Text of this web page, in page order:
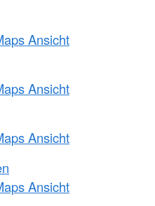
Ansicht
Ansicht
Ansicht
Ansicht